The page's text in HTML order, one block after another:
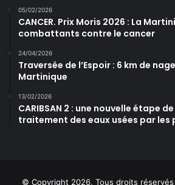
05/02/2026
CANCER. Prix Moris 2026 : La
combattants contre le cancer
24/04/2026
Traversée de l’Espoir : 6 km de
Martinique
13/02/2026
CARIBSAN 2 : une nouvelle étape
traitement des eaux usées par les
© Copyright 2026, Tous droits